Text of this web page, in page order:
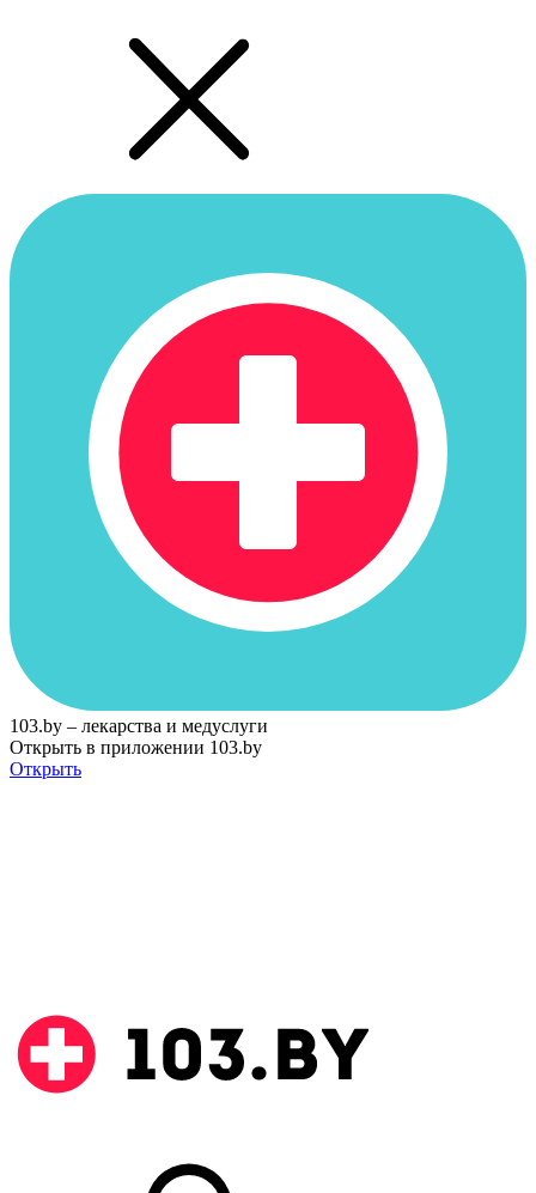
103.by – лекарства и медуслуги
Открыть в приложении 103.by
Открыть